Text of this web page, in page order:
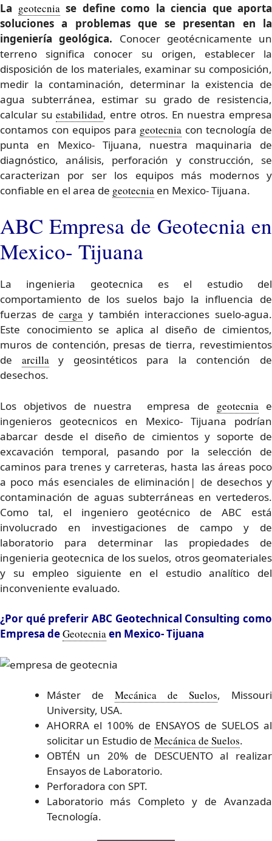
La geotecnia se define como la ciencia que aporta
soluciones a problemas que se presentan en la
ingeniería geológica. Conocer geotécnicamente un
terreno significa conocer su origen, establecer la
disposición de los materiales, examinar su composición,
medir la contaminación, determinar la existencia de
agua subterránea, estimar su grado de resistencia,
calcular suestabilidad, entre otros. En nuestra empresa
contamos con equipos para geotecnia con tecnología de
punta en Mexico- Tijuana, nuestra maquinaria de
diagnóstico, análisis, perforación y construcción, se
caracterizan por ser los equipos más modernos y
confiable en el area de geotecnia en Mexico- Tijuana.
ABC Empresa de Geotecnia en
Mexico- Tijuana
La ingenieria geotecnica es el estudio del
comportamiento de los suelos bajo la influencia de
fuerzas decarga y también interacciones suelo-agua.
Este conocimiento se aplica al diseño de cimientos,
muros de contención, presas de tierra, revestimientos
de arcillay geosintéticos para la contención de
desechos.
Los objetivos de nuestra empresa de geotecnia e
ingenieros geotecnicos en Mexico- Tijuana podrían
abarcar desde el diseño de cimientos y soporte de
excavación temporal, pasando por la selección de
caminos para trenes y carreteras, hasta las áreas poco
a poco más esenciales de eliminación| de desechos y
contaminación de aguas subterráneas en vertederos.
Como tal, el ingeniero geotécnico de ABC está
involucrado en investigaciones de campo y de
laboratorio para determinar las propiedades de
ingenieria geotecnica de los suelos, otros geomateriales
y su empleo siguiente en el estudio analítico del
inconveniente evaluado.
¿Por qué preferir ABC Geotechnical Consulting como
Empresa deGeotecniaen Mexico- Tijuana
Máster de Mecánica de Suelos, Missouri
University, USA.
AHORRA el 100% de ENSAYOS de SUELOS al
solicitar un Estudio de Mecánica de Suelos.
OBTÉN un 20% de DESCUENTO al realizar
Ensayos de Laboratorio.
Perforadora con SPT.
Laboratorio más Completo y de Avanzada
Tecnología.